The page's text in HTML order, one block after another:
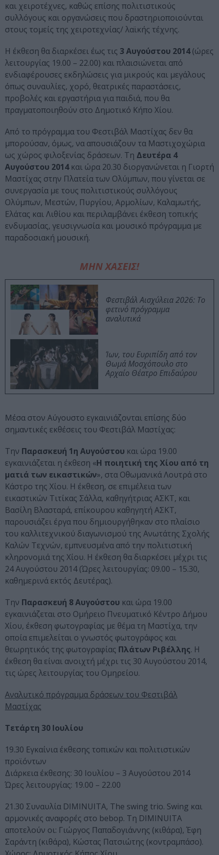
και χειροτέχνες, καθώς επίσης πολιτιστικούς
συλλόγους και οργανώσεις που δραστηριοποιούνται
στους τομείς της χειροτεχνίας/ λαϊκής τέχνης.
Η έκθεση θα διαρκέσει έως τις 3 Αυγούστου 2014(ώρες
λειτουργίας 19.00 – 22.00) και πλαισιώνεται από
ενδιαφέρουσες εκδηλώσεις για μικρούς και μεγάλους
όπως συναυλίες, χορό, θεατρικές παραστάσεις,
προβολές και εργαστήρια για παιδιά, που θα
πραγματοποιηθούν στο Δημοτικό Κήπο Χίου.
Από το πρόγραμμα του Φεστιβάλ Μαστίχας δεν θα
μπορούσαν, όμως, να απουσιάζουν τα Μαστιχοχώρια
ως χώρος φιλοξενίας δράσεων. Τη Δευτέρα 4
Αυγούστου 2014και ώρα 20.30 διοργανώνεται η Γιορτή
Μαστίχας στην Πλατεία των Ολύμπων, που γίνεται σε
συνεργασία με τους πολιτιστικούς συλλόγους
Ολύμπων, Μεστών, Πυργίου, Αρμολίων, Καλαμωτής,
Ελάτας και Λιθίου και περιλαμβάνει έκθεση τοπικής
ενδυμασίας, γευσιγνωσία και μουσικό πρόγραμμα με
παραδοσιακή μουσική.
ΜΗΝ ΧΑΣΕΙΣ!
Φεστιβάλ Αισχύλεια 2026: Το
φετινό πρόγραμμα
αναλυτικά
Ίων, του Ευριπίδη από τον
Θωμά Μοσχόπουλο στο
Αρχαίο Θέατρο Επιδαύρου
Μέσα στον Αύγουστο εγκαινιάζονται επίσης δύο
σημαντικές εκθέσεις του Φεστιβάλ Μαστίχας:
Την Παρασκευή 1η Αυγούστου και ώρα 19.00
εγκαινιάζεται η έκθεση «Η ποιητική της Χίου από τη
ματιά των εικαστικών», στα Οθωμανικά Λουτρά στο
Κάστρο της Χίου. Η έκθεση, σε επιμέλεια των
εικαστικών Τιτίκας Σάλλα, καθηγήτριας ΑΣΚΤ, και
Βασίλη Βλασταρά, επίκουρου καθηγητή ΑΣΚΤ,
παρουσιάζει έργα που δημιουργήθηκαν στο πλαίσιο
του καλλιτεχνικού διαγωνισμού της Ανωτάτης Σχολής
Καλών Τεχνών, εμπνευσμένα από την πολιτιστική
κληρονομιά της Χίου. Η έκθεση θα διαρκέσει μέχρι τις
24 Αυγούστου 2014 (Ώρες λειτουργίας: 09.00 – 15.30,
καθημερινά εκτός Δευτέρας).
Την Παρασκευή 8 Αυγούστου και ώρα 19.00
εγκαινιάζεται στο Ομήρειο Πνευματικό Κέντρο Δήμου
Χίου, έκθεση φωτογραφίας με θέμα τη Μαστίχα, την
οποία επιμελείται ο γνωστός φωτογράφος και
θεωρητικός της φωτογραφίας Πλάτων Ριβέλλης. Η
έκθεση θα είναι ανοιχτή μέχρι τις 30 Αυγούστου 2014,
τις ώρες λειτουργίας του Ομηρείου.
Αναλυτικό πρόγραμμα δράσεων του Φεστιβάλ
Μαστίχας
Τετάρτη 30 Ιουλίου
19.30 Εγκαίνια έκθεσης τοπικών και πολιτιστικών
προϊόντων
Διάρκεια έκθεσης: 30 Ιουλίου – 3 Αυγούστου 2014
Ώρες λειτουργίας: 19.00 – 22.00
21.30 Συναυλία DIMINUITA, The swing trio. Swing και
αρμονικές αναφορές στο bebop. Τη DIMINUITA
αποτελούν οι: Γιώργος Παπαδογιάννης (κιθάρα), Έφη
Σαράντη (κιθάρα), Κώστας Πατσιώτης (κοντραμπάσο).